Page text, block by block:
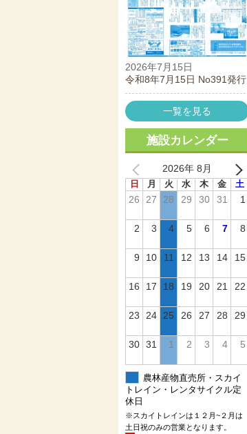
2026年7月15日
令和8年7月15日 No391発行
一覧を見る
施設カレンダー
2026年 8月
日 月 火 水 木 金 土
26 27 28 29 30 31 1
2 3 4 5 6 7 8
9 10 11 12 13 14 15
16 17 18 19 20 21 22
23 24 25 26 27 28 29
30 31 1 2 3 4 5
農林産物直売所・スカイ
トレイン・レンタサイクル定
休日
※スカイトレインは１２月~２月は
土日祝のみの営業となります。